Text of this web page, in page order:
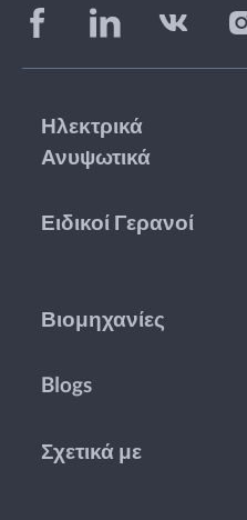
Ηλεκτρικά
Ανυψωτικά
Ειδικοί Γερανοί
Βιομηχανίες
Blogs
Σχετικά με